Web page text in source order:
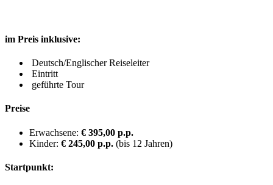
im Preis inklusive:
Deutsch/Englischer Reiseleiter
Eintritt
geführte Tour
Preise
Erwachsene: € 395,00 p.p.
Kinder: € 245,00 p.p. (bis 12 Jahren)
Startpunkt: